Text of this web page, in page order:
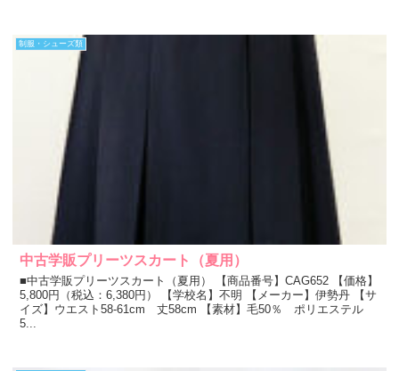
制服・シューズ類
中古学販プリーツスカート（夏用）
■中古学販プリーツスカート（夏用） 【商品番号】CAG652 【価格】
5,800円（税込：6,380円） 【学校名】不明 【メーカー】伊勢丹 【サ
イズ】ウエスト58-61cm 丈58cm 【素材】毛50％ ポリエステル
5...